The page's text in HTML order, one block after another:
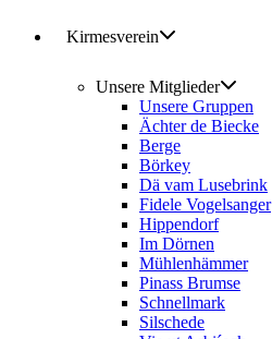
Kirmesverein
Unsere Mitglieder
Unsere Gruppen
Ächter de Biecke
Berge
Börkey
Dä vam Lusebrink
Fidele Vogelsanger
Hippendorf
Im Dörnen
Mühlenhämmer
Pinass Brumse
Schnellmark
Silschede